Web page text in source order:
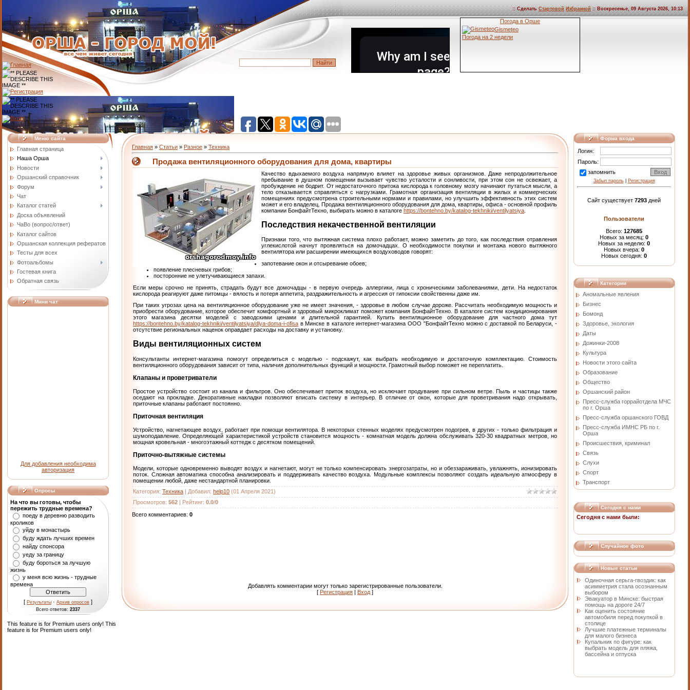
:: Сделать Стартовой Избранной :: Воскресенье, 09 Августа 2026, 10:13
Погода в Орше
Gismeteo
Погода на 2 недели
Меню сайта
Главная страница
Наша Орша
Новости
Оршанский справочник
Форум
Чат
Каталог статей
Доска объявлений
ЧаВо (вопрос/ответ)
Каталог сайтов
Оршанская коллекция рефератов
Тесты для всех
Фотоальбомы
Гостевая книга
Обратная связь
Мини чат
Для добавления необходима
авторизация
Опросы
На что вы готовы, чтобы
пережить трудные времена?
поеду в деревню разводить
кроликов
уйду в монастырь
буду ждать лучших времен
найду спонсора
уеду за границу
буду бороться за лучшую
жизнь
у меня всю жизнь - трудные
времена
[ Результаты · Архив опросов ]
Всего ответов: 2337
This feature is for Premium users only! This
feature is for Premium users only!
Главная » Статьи » Разное » Техника
Продажа вентиляционного оборудования для дома, квартиры
Качество вдыхаемого воздуха напрямую влияет на здоровье живых организмов. Даже непродолжительное
пребывание в душном помещении вызывает чувство усталости и сонливости, при этом сон не освежает, а
пробуждение не бодрит. От недостаточного притока кислорода к головному мозгу начинают путаться мысли, а
тело отказывается справляться с нагрузками. Грамотная организация вентиляции в жилых и коммерческих
помещениях предусмотрена строительными нормами и правилами, но улучшить эффективность этих систем
может и его владелец. Продажа вентиляционного оборудования для дома, квартиры, офиса - основной профиль
компании БонфайтТехно, выбирать можно в каталоге https://bontehno.by/katalog-tekhniki/ventilyatsiya
Последствия некачественной вентиляции
Признаки того, что вытяжная система плохо работает, можно заметить до того, как последствия отравления
углекислотой начнут проявляться на домочадцах. О необходимости покупки и монтажа нового вытяжного
вентилятора или расширении имеющихся воздуховодов говорят:
запотевание окон и отсыревание обоев;
появление плесневых грибов;
посторонние не улетучивающиеся запахи.
Если меры срочно не принять, страдать будут все домочадцы - в первую очередь аллергики, лица с хроническими заболеваниями, дети. На недостаток
кислорода реагируют даже питомцы - вялость и потеря аппетита, раздражительность и агрессия от гипоксии свойственны даже им.
При таких угрозах цена на вентиляционное оборудование уже не имеет значения, - здоровье в любом случае дороже. Рассчитать необходимую мощность и
приобрести оборудование, которое обеспечит комфортный и здоровый микроклимат поможет компания БонфайтТехно. В каталоге систем кондиционирования
этого магазина десятки моделей с заводскими ценами и длительной гарантией. Купить вентиляционное оборудование для частного дома тут
https://bontehno.by/katalog-tekhniki/ventilyatsiya/dlya-doma-i-ofisa в Минске в каталоге интернет-магазина ООО "БонфайтТехно можно с доставкой по Беларуси, -
отсутствие региональных наценок оправдает расходы на доставку и установку.
Виды вентиляционных систем
Консультанты интернет-магазина помогут определиться с моделью - подскажут, как выбрать необходимую и достаточную комплектацию. Стоимость
вентиляционного оборудования зависит от типа, наличия дополнительных функций и мощности. Грамотный выбор поможет не переплатить.
Клапаны и проветриватели
Простое устройство состоит из канала и фильтров. Оно обеспечивает приток воздуха, но исключает продувание при сильном ветре. Пыль и частицы также
оседают на прокладке. Декоративные накладки позволяют вписать систему в интерьер. В отличие от окон, которые для проветривания надо открывать,
приточные клапаны работают постоянно.
Приточная вентиляция
Устройство, нагнетающее воздух, работает при помощи вентилятора. В некоторых стенных моделях предусмотрен подогрев, в других - только фильтрация и
шумоподавление. Определяющей характеристикой устройств становится мощность - комнатная модель должна обслуживать 320-30 квадратных метров, но
мощная кровельная - многоэтажный коттедж с десятком помещений.
Приточно-вытяжные системы
Модели, которые одновременно выводят воздух и нагнетают, могут не только компенсировать энергозатраты, но и обеззараживать, увлажнять, ионизировать
поток. Сложная автоматика способна анализировать и поддерживать качество воздуха. Модульные комплексы позволяют создать идеальную атмосферу в
помещении любой, даже нестандартной планировки.
Категория: Техника | Добавил: help10 (01 Апреля 2021)
Просмотров: 562 | Рейтинг: 0.0/0
Всего комментариев: 0
Добавлять комментарии могут только зарегистрированные пользователи.
[ Регистрация | Вход ]
Форма входа
Логин:
Пароль:
запомнить
Забыл пароль| Регистрация
Сайт существует 7293 дней
Пользователи
Всего: 127685
Новых за месяц: 0
Новых за неделю: 0
Новых вчера: 0
Новых сегодня: 0
Категории
Аномальные явления
Бизнес
Бомонд
Здоровье, экология
Даты
Дожинки-2008
Культура
Новости этого сайта
Образование
Общество
Оршанский район
Пресс-служба горрайотдела МЧС
по г. Орша
Пресс-служба оршанского ГОВД
Пресс-служба ИМНС РБ по г.
Орша
Проиcшествия, криминал
Связь
Слухи
Спорт
Транспорт
Сегодня с нами
Сегодня с нами были:
Случайное фото
Новые статьи
Одиночная серьга-гвоздик: как
асимметрия стала осознанным
выбором
Эвакуатор в Минске: быстрая
помощь на дороге 24/7
Как оценить состояние
автомобиля перед покупкой в
столице
Лучшие платежные терминалы
для малого бизнеса
Купальник по фигуре: как
выбрать модель для пляжа,
бассейна и отпуска